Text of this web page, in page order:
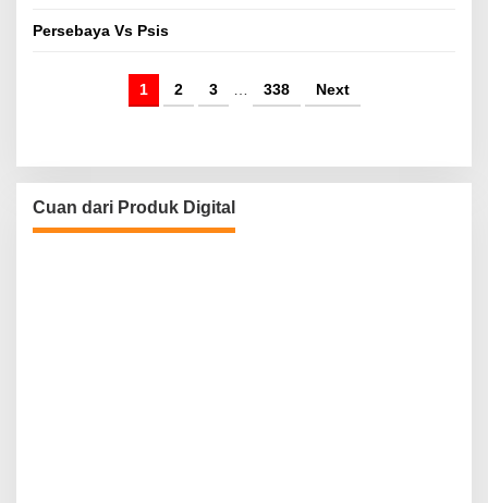
Persebaya Vs Psis
1 2 3 338 Next
Cuan dari Produk Digital